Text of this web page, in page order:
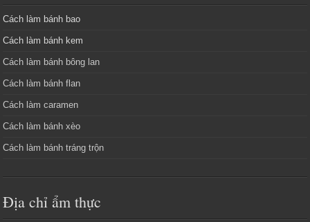
Cách làm bánh bao
Cách làm bánh kem
Cách làm bánh bông lan
Cách làm bánh flan
Cách làm caramen
Cách làm bánh xèo
Cách làm bánh tráng trộn
Địa chỉ ẩm thực